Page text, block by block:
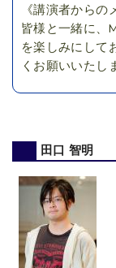
《講演者からの
皆様と一緒に、
を楽しみにして
くお願いいたし
田口 智明